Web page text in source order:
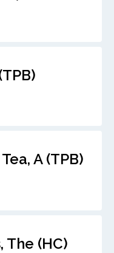
A (TPB)
The (HC)